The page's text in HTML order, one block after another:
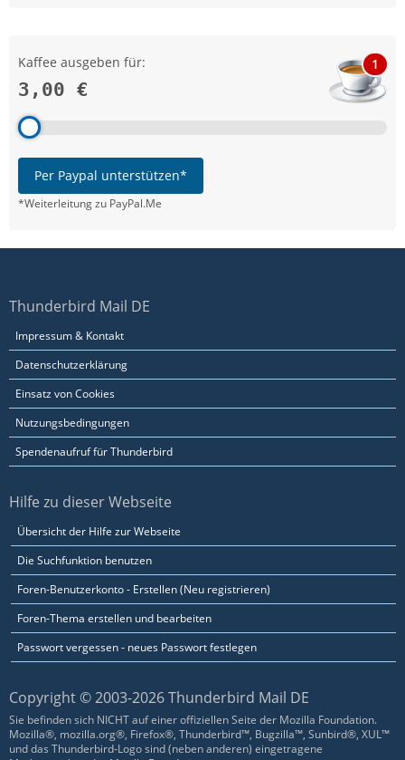
Kaffee ausgeben für:
3,00 €
1
Per Paypal unterstützen*
*Weiterleitung zu PayPal.Me
Thunderbird Mail DE
Impressum & Kontakt
Datenschutzerklärung
Einsatz von Cookies
Nutzungsbedingungen
Spendenaufruf für Thunderbird
Hilfe zu dieser Webseite
Übersicht der Hilfe zur Webseite
Die Suchfunktion benutzen
Foren-Benutzerkonto - Erstellen (Neu registrieren)
Foren-Thema erstellen und bearbeiten
Passwort vergessen - neues Passwort festlegen
Copyright © 2003-2026 Thunderbird Mail DE
Sie befinden sich NICHT auf einer offiziellen Seite der Mozilla Foundation.
Mozilla®, mozilla.org®, Firefox®, Thunderbird™, Bugzilla™, Sunbird®, XUL™
und das Thunderbird-Logo sind (neben anderen) eingetragene